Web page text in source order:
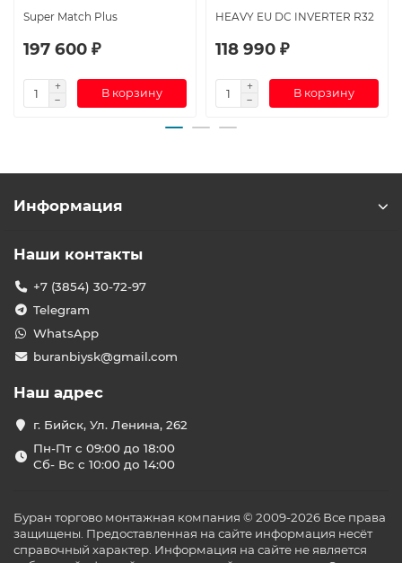
Super Match Plus
197 600 ₽
В корзину
HEAVY EU DC INVERTER R32
118 990 ₽
В корзину
Информация
Наши контакты
+7 (3854) 30-72-97
Telegram
WhatsApp
buranbiysk@gmail.com
Наш адрес
г. Бийск, Ул. Ленина, 262
Пн-Пт с 09:00 до 18:00
Сб- Вс с 10:00 до 14:00
Буран торгово монтажная компания © 2009-2026 Все права
защищены. Предоставленная на сайте информация несёт
справочный характер. Информация на сайте не является